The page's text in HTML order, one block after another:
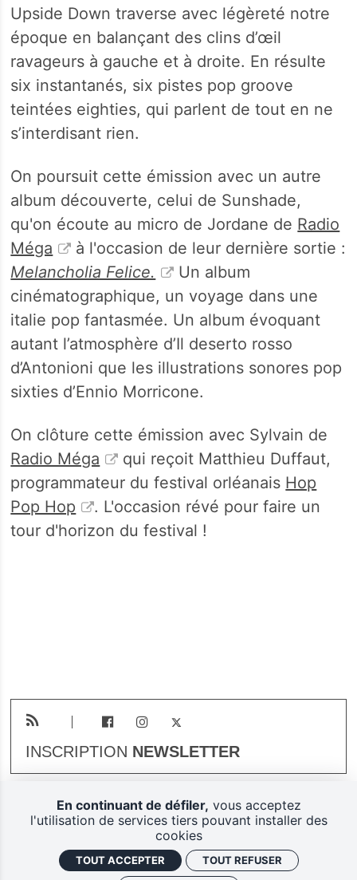
Upside Down traverse avec légèreté notre
époque en balançant des clins d’œil
ravageurs à gauche et à droite. En résulte
six instantanés, six pistes pop groove
teintées eighties, qui parlent de tout en ne
s’interdisant rien.
On poursuit cette émission avec un autre
album découverte, celui de Sunshade,
qu'on écoute au micro de Jordane de Radio
Méga
à l'occasion de leur dernière sortie :
Melancholia Felice.
Un album
cinématographique, un voyage dans une
italie pop fantasmée. Un album évoquant
autant l’atmosphère d’Il deserto rosso
d’Antonioni que les illustrations sonores pop
sixties d’Ennio Morricone.
On clôture cette émission avec Sylvain de
Radio Méga
qui reçoit Matthieu Duffaut,
programmateur du festival orléanais Hop
Pop Hop
. L'occasion révé pour faire un
tour d'horizon du festival !
INSCRIPTION NEWSLETTER
Plan du site
Mentions légales
Politique de confidentialité
En continuant de défiler, vous acceptez
l'utilisation de services tiers pouvant installer des
cookies
TOUT ACCEPTER TOUT REFUSER